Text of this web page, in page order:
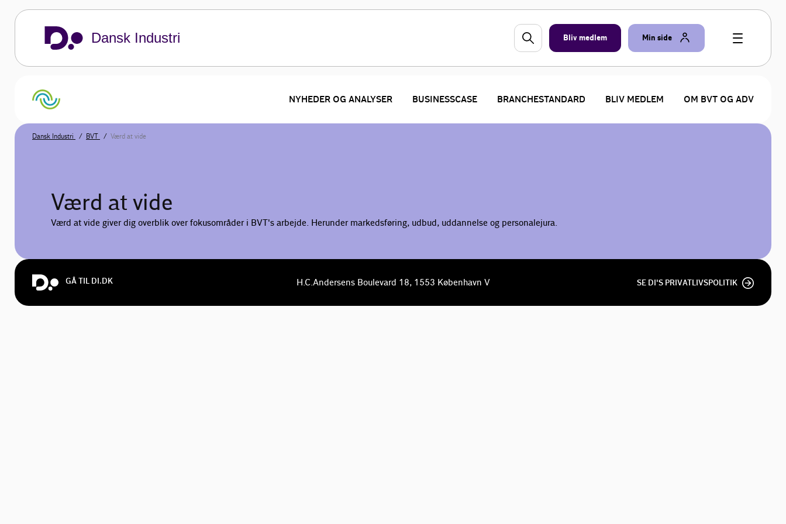
Dansk Industri Bliv medlem Min side
NYHEDER OG ANALYSER BUSINESSCASE BRANCHESTANDARD BLIV MEDLEM OM BVT OG ADV
Dansk Industri BVT Værd at vide
Værd at vide
Værd at vide giver dig overblik over fokusområder i BVT's arbejde. Herunder markedsføring, udbud, uddannelse og personalejura.
GÅ TIL DI.DK H.C.Andersens Boulevard 18, 1553 København V SE DI'S PRIVATLIVSPOLITIK